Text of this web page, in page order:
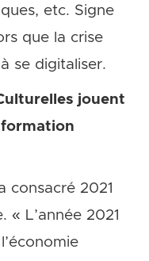
etc. Signe
que la crise
se digitaliser.
jouent
consacré 2021
« L’année 2021